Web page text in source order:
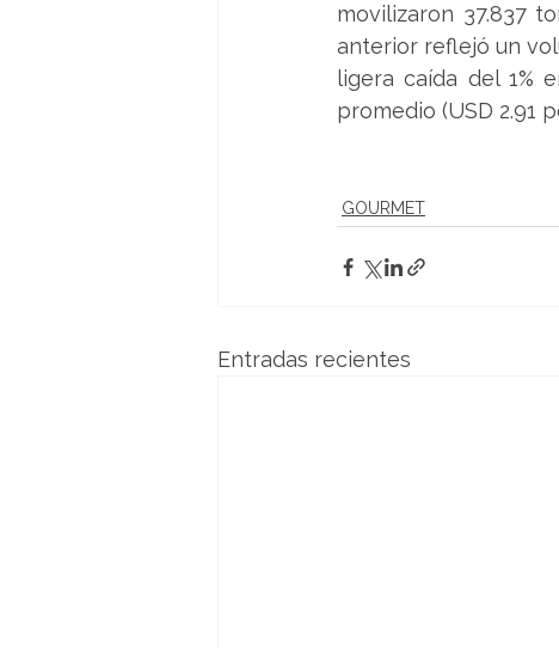
movilizaron 37.837
anterior reflejó un
ligera caída del 1%
promedio (USD 2.91
GOURMET
Entradas recientes